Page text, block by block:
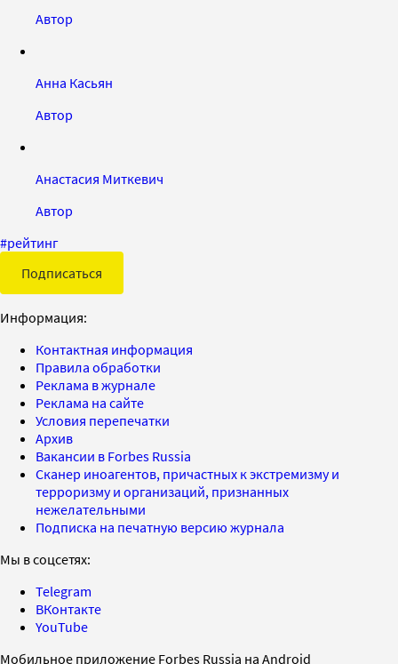
Автор
Анна Касьян
Автор
Анастасия Миткевич
Автор
#рейтинг
Подписаться
Информация:
Контактная информация
Правила обработки
Реклама в журнале
Реклама на сайте
Условия перепечатки
Архив
Вакансии в Forbes Russia
Сканер иноагентов, причастных к экстремизму и
терроризму и организаций, признанных
нежелательными
Подписка на печатную версию журнала
Мы в соцсетях:
Telegram
ВКонтакте
YouTube
Мобильное приложение Forbes Russia на Android